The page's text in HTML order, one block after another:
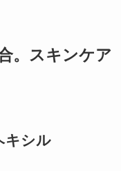
。スキンケア
キシル